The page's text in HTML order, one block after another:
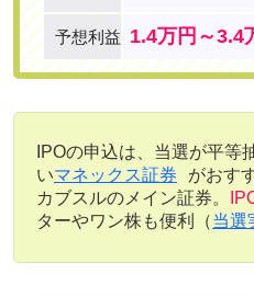
予想利益 1.4万円～3.4
IPOの申込は、当選が平等
いマネックス証券 がおす
カブスルのメイン証券。
ターやワン株も便利（当選